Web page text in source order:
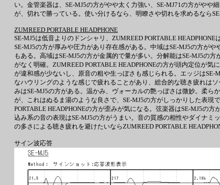
い。金管楽器は、SE-MJ5の方がやや太く力強い、SE-MJ71の方がや
が、切れで勝っている。使い分けるなら、明瞭さや切れを求めるなら
ZUMREED PORTABLE HEADPHONE
SE-MJ5は低音よりのドンシャリ、ZUMREED PORTABLE
SE-MJ5の方が厚みや圧力があり存在感がある。中域はSE-MJ5の方が
もある。高域はSE-MJ5の方が金属的で量が多い。分解能はSE-MJ5の
がなく明確。ZUMREED PORTABLE HEADPHONEの方が頭内定位が
が違和感が少ないし、原音の粗や生っぽさも感じられる。エッジはSE-
なハウリングのような感じで疲れることがあり、総合的な聴き疲れは
みはSE-MJ5の方がある。温かみ、ヴォーカルの艶っぽさは微妙。柔ら
が、これはぬるま湯のような良さで、SE-MJ5の方がしっかりした表現
PORTABLE HEADPHONEの方が歪みが気になる。弦楽器はSE-MJ5の
込み系の音の表現はSE-MJ5の方がうまい。音の質感の相性やダイナ
の多さによる聴き疲れを避けたいならZUMREED PORTABLE
サイン波応答